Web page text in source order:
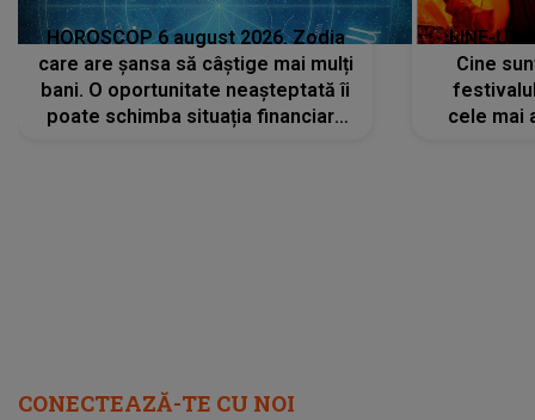
HOROSCOP 6 august 2026. Zodia
care are șansa să câștige mai mulți
bani. O oportunitate neașteptată îi
poate schimba situația financiară
LINE-UP
Cine
cele mai
CONECTEAZĂ-TE CU NOI